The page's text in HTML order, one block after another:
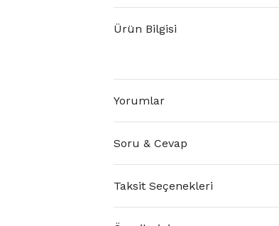
Ürün Bilgisi
Yorumlar
Soru & Cevap
Taksit Seçenekleri